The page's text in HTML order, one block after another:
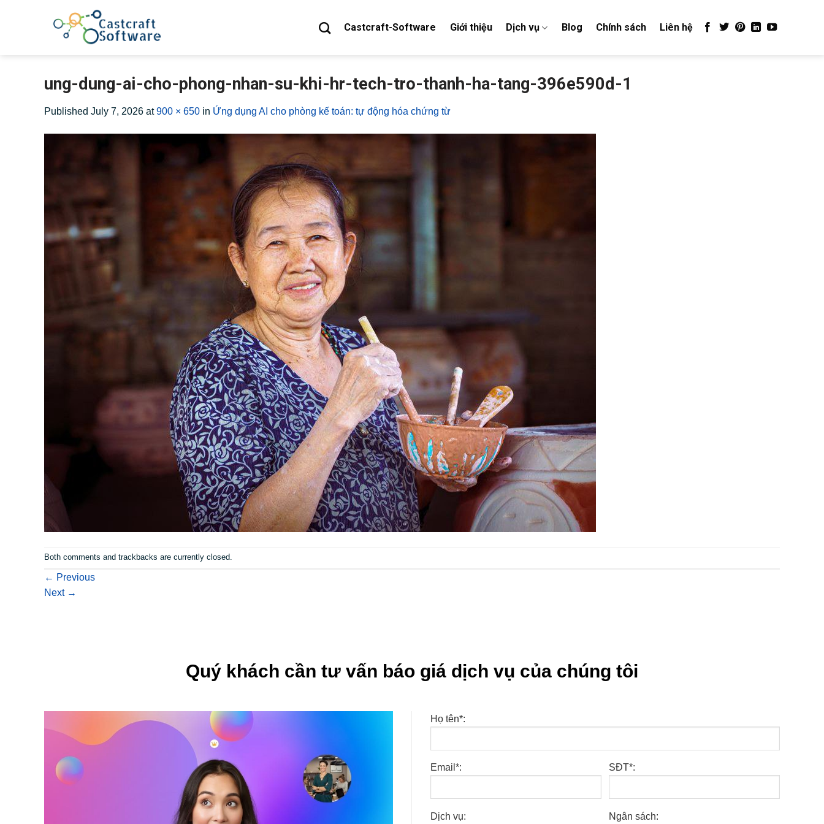
Castcraft-Software Giới thiệu Dịch vụ Blog Chính sách Liên hệ
ung-dung-ai-cho-phong-nhan-su-khi-hr-tech-tro-thanh-ha-tang-396e590d-1
Published July 7, 2026 at900 × 650 in Ứng dụng AI cho phòng kế toán: tự động hóa chứng từ
Both comments and trackbacks are currently closed.
← Previous
Next →
Quý khách cần tư vấn báo giá dịch vụ của chúng tôi
Họ tên*:
Email*: SĐT*:
Dịch vụ: Ngân sách: